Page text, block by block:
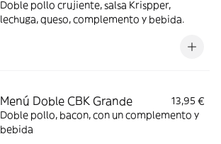
Doble pollo crujiente, salsa Krispper,
lechuga, queso, complemento y bebida.
Menú Doble CBK Grande
13,95 €
Doble pollo, bacon, con un complemento y
bebida